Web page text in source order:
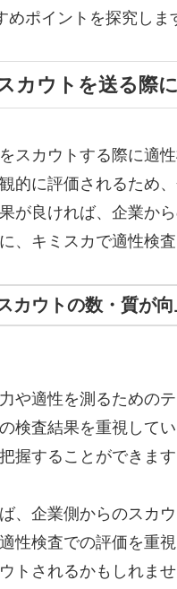
ポイントを探究しま
カウトを送る際
スカウトする際に適
的に評価されるため
が良ければ、企業か
、キミスカで適性検
カウトの数・質が
や適性を測るための
検査結果を重視して
握することができます
、企業側からのスカ
性検査での評価を重
トされるかもしれませ